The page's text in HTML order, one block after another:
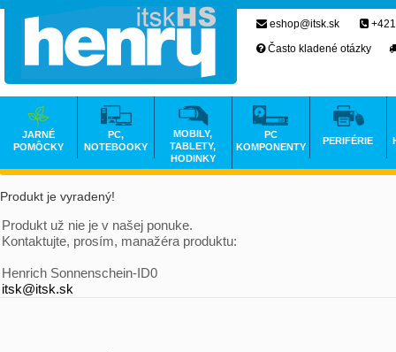
Produkt je vyradený!
Produkt už nie je v našej ponuke.
Kontaktujte, prosím, manažéra produktu:
Henrich Sonnenschein-ID0
itsk@itsk.sk
eshop@itsk.sk
Často kladené otázky
JARNÉ
POMÔCKY
PC,
NOTEBOOKY
MOBILY,
TABLETY,
HODINKY
PC
KOMPONENTY
PERIFÉRIE